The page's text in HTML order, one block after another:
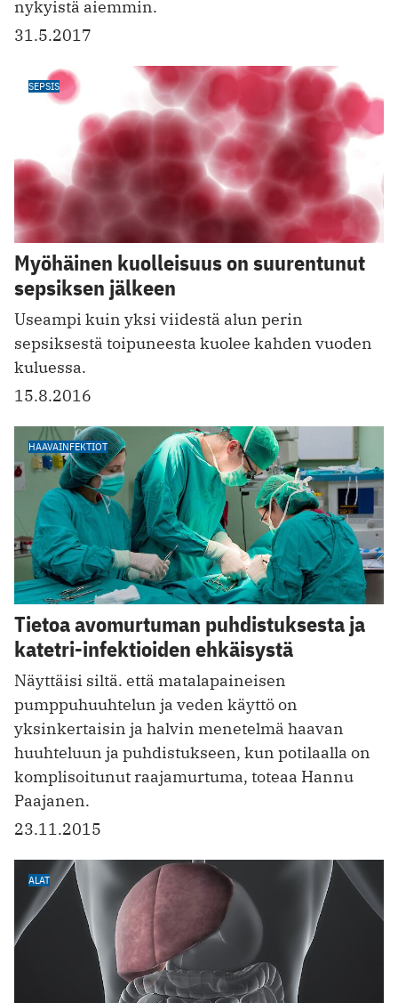
nykyistä aiemmin.
31.5.2017
SEPSIS
Myöhäinen kuolleisuus on suurentunut
sepsiksen jälkeen
Useampi kuin yksi viidestä alun perin
sepsiksestä toipuneesta kuolee kahden vuoden
kuluessa.
15.8.2016
HAAVAINFEKTIOT
Tietoa avomurtuman puhdistuksesta ja
katetri-infektioiden ehkäisystä
Näyttäisi siltä. että matalapaineisen
pumppuhuuhtelun ja veden käyttö on
yksinkertaisin ja halvin menetelmä haavan
huuhteluun ja puhdistukseen, kun potilaalla on
komplisoitunut raajamurtuma, toteaa Hannu
Paajanen.
23.11.2015
ALAT